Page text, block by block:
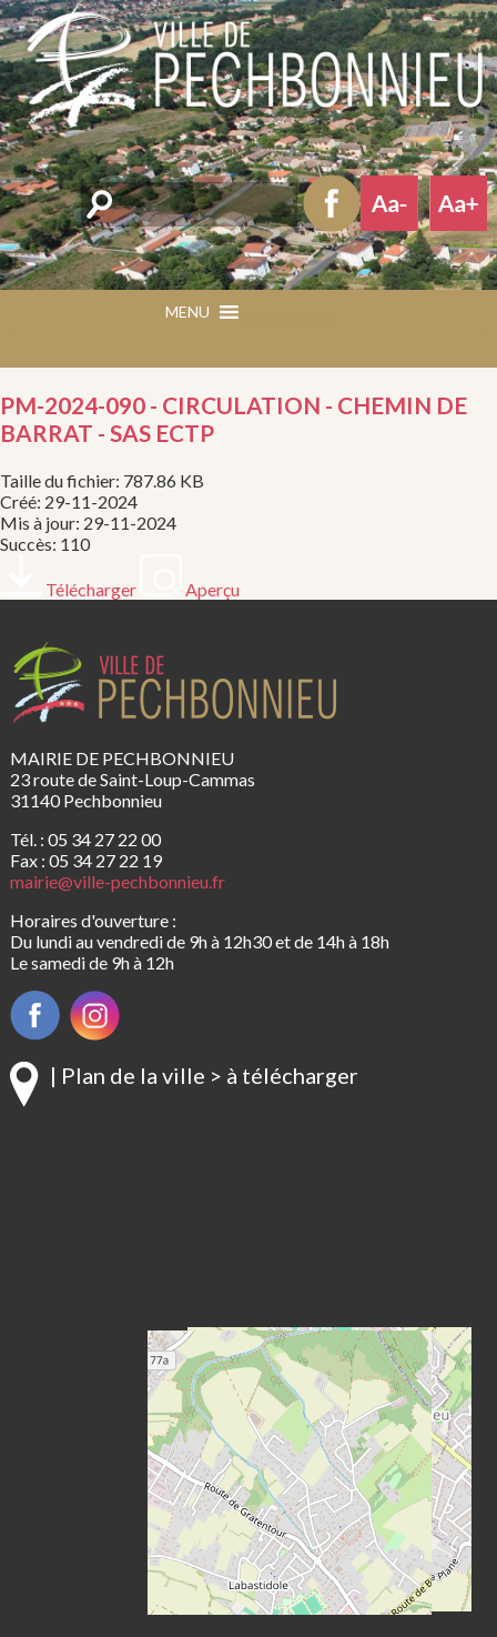
Rechercher
PM-2024-090 - CIRCULATION - CHEMIN DE
BARRAT - SAS ECTP
Taille du fichier: 787.86 KB
Créé: 29-11-2024
Mis à jour: 29-11-2024
Succès: 110
Télécharger Aperçu
MAIRIE DE PECHBONNIEU
23 route de Saint-Loup-Cammas
31140 Pechbonnieu
Tél. : 05 34 27 22 00
Fax : 05 34 27 22 19
mairie@ville-pechbonnieu.fr
Horaires d'ouverture :
Du lundi au vendredi de 9h à 12h30 et de 14h à 18h
Le samedi de 9h à 12h
| Plan de la ville > à télécharger